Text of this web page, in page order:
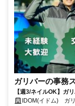
ガリバーの事務
【週3/ネイルOK】ガ
IDOM(イドム) ガ